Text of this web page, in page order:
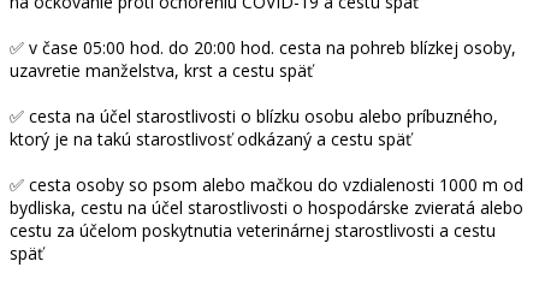
✅ v čase 05:00 hod. do 20:00 hod. cesta na pohreb blízkej osoby,
uzavretie manželstva, krst a cestu späť
✅ cesta na účel starostlivosti o blízku osobu alebo príbuzného,
ktorý je na takú starostlivosť odkázaný a cestu späť
✅ cesta osoby so psom alebo mačkou do vzdialenosti 1000 m od
bydliska, cestu na účel starostlivosti o hospodárske zvieratá alebo
cestu za účelom poskytnutia veterinárnej starostlivosti a cestu
späť